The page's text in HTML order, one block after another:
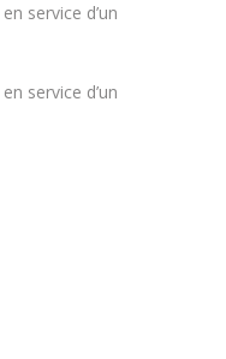
service d’un
service d’un